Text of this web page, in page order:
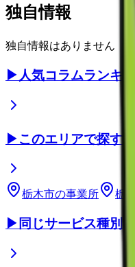
独自情報
独自情報はありません
▶ 人気コラムランキ
▶このエリアで探す
栃木市の事業所 栃
▶ 同じサービス種別